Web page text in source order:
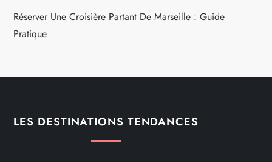
Réserver Une Croisière Partant De Marseille : Guide
Pratique
LES DESTINATIONS TENDANCES